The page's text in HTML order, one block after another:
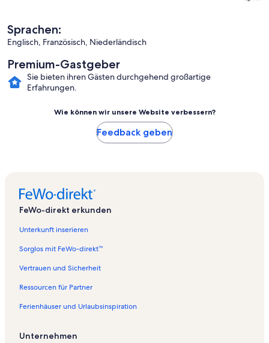
Sprachen:
Englisch, Französisch, Niederländisch
Premium-Gastgeber
Sie bieten ihren Gästen durchgehend großartige
Erfahrungen.
Wie können wir unsere Website verbessern?
Feedback geben
FeWo-direkt erkunden
Unterkunft inserieren
Sorglos mit FeWo-direkt™
Vertrauen und Sicherheit
Ressourcen für Partner
Ferienhäuser und Urlaubsinspiration
Unternehmen